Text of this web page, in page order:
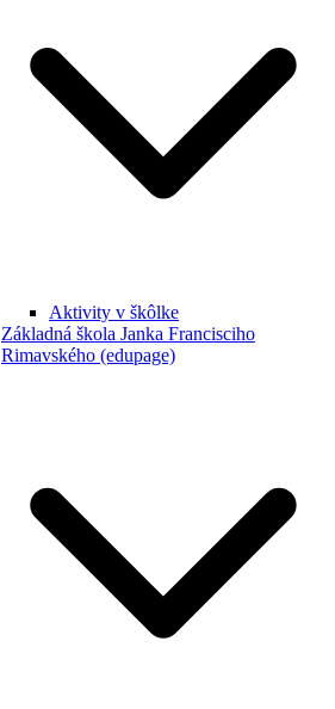
Aktivity v škôlke
Základná škola Janka Francisciho
Rimavského (edupage)